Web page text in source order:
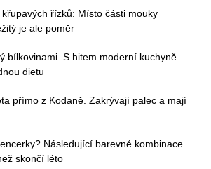
řízků: Místo části mouky
je ale poměr
bílkovinami. S hitem moderní kuchyně
dietu
přímo z Kodaně. Zakrývají palec a mají
Následující barevné kombinace
skončí léto